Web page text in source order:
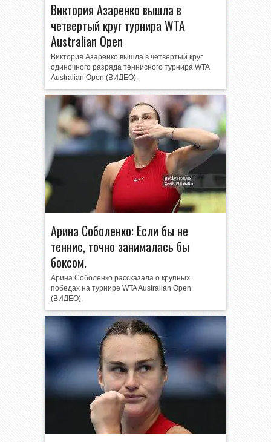
Виктория Азаренко вышла в
четвертый круг турнира WTA
Australian Open
Виктория Азаренко вышла в четвертый круг
одиночного разряда теннисного турнира WTA
Australian Open (ВИДЕО).
Арина Соболенко: Если бы не
теннис, точно занималась бы
боксом.
Арина Соболенко рассказала о крупных
победах на турнире WTA Australian Open
(ВИДЕО).